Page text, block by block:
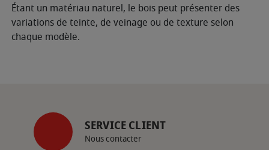
Étant un matériau naturel, le bois peut présenter des
variations de teinte, de veinage ou de texture selon
chaque modèle.
SERVICE CLIENT
Nous contacter